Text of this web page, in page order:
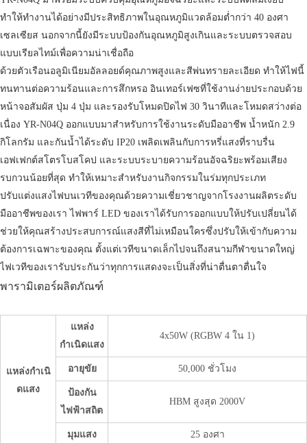
ทำให้ทำงานได้อย่างมีประสิทธิภาพในอุณหภูมิแวดล้อมต่ำกว่า 40 องศา
เซลเซียส นอกจากนี้ยังมีระบบป้องกันอุณหภูมิสูงเกินและระบบตรวจสอบ
แบบเรียลไทม์เพื่อความน่าเชื่อถือ
ด้วยตัวเรือนอลูมิเนียมอัลลอยด์คุณภาพสูงและสีพ่นทรายละเอียด ทำให้ไฟนี้
ทนทานต่อความร้อนและการสึกหรอ อินเทอร์เฟซที่ใช้งานง่ายประกอบด้วย
หน้าจอสัมผัส ปุ่ม 4 ปุ่ม และรองรับโหมดปิดไฟ 30 วินาทีและโหมดสว่างต่อ
เนื่อง YR-N04Q ออกแบบมาสำหรับการใช้งานระดับมืออาชีพ น้ำหนัก 2.9
กิโลกรัม และกันน้ำได้ระดับ IP20 เพลิดเพลินกับการหรี่แสงที่ราบรื่น
เอฟเฟกต์สโตรโบสโคป และระบบระบายความร้อนอัจฉริยะพร้อมเสียง
รบกวนน้อยที่สุด ทำให้เหมาะสำหรับงานกิจกรรมในร่มทุกประเภท
ปรับแต่งแสงไฟบนเวทีของคุณด้วยความเชี่ยวชาญจากโรงงานผลิตระดับ
มืออาชีพของเรา ไฟพาร์ LED ของเราได้รับการออกแบบให้ปรับเปลี่ยนได้
ช่วยให้คุณสร้างประสบการณ์แสงสีที่ไม่เหมือนใครซึ่งปรับให้เข้ากับความ
ต้องการเฉพาะของคุณ ตั้งแต่เวทีขนาดเล็กไปจนถึงสนามกีฬาขนาดใหญ่
ไฟเวทีของเรารับประกันว่าทุกการแสดงจะเป็นสิ่งที่น่าตื่นตาตื่นใจ
พารามิเตอร์ผลิตภัณฑ์
แหล่งกำเนิ
ดแสง
แหล่ง
กำเนิดแสง
4x50W (RGBW 4 ใน 1)
อายุขัย 50,000 ชั่วโมง
ป้องกัน
ไฟฟ้าสถิต
HBM สูงสุด 2000V
มุมแสง 25 องศา